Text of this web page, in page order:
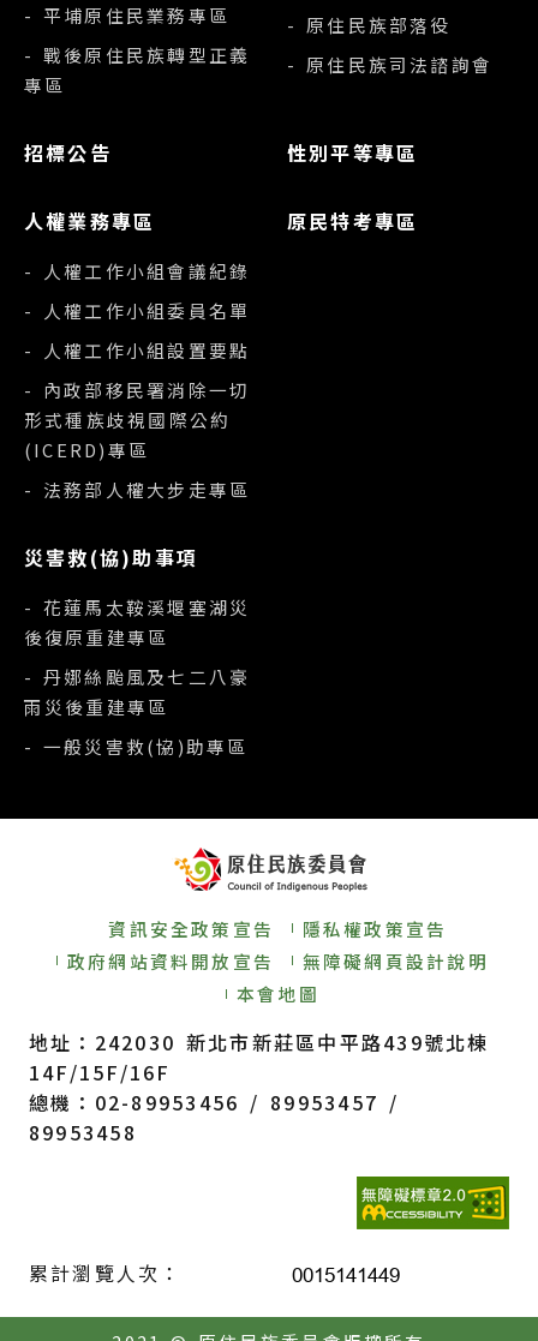
- 平埔原住民業務專區
- 戰後原住民族轉型正義
專區
- 原住民族部落役
- 原住民族司法諮詢會
招標公告 性別平等專區
人權業務專區
- 人權工作小組會議紀錄
- 人權工作小組委員名單
- 人權工作小組設置要點
- 內政部移民署消除一切
形式種族歧視國際公約
(ICERD)專區
- 法務部人權大步走專區
原民特考專區
災害救(協)助事項
- 花蓮馬太鞍溪堰塞湖災
後復原重建專區
- 丹娜絲颱風及七二八豪
雨災後重建專區
- 一般災害救(協)助專區
資訊安全政策宣告
隱私權政策宣告
政府網站資料開放宣告
無障礙網頁設計說明
本會地圖
地址：242030 新北市新莊區中平路439號北棟
14F/15F/16F
總機：02-89953456 / 89953457 /
89953458
累計瀏覽人次：